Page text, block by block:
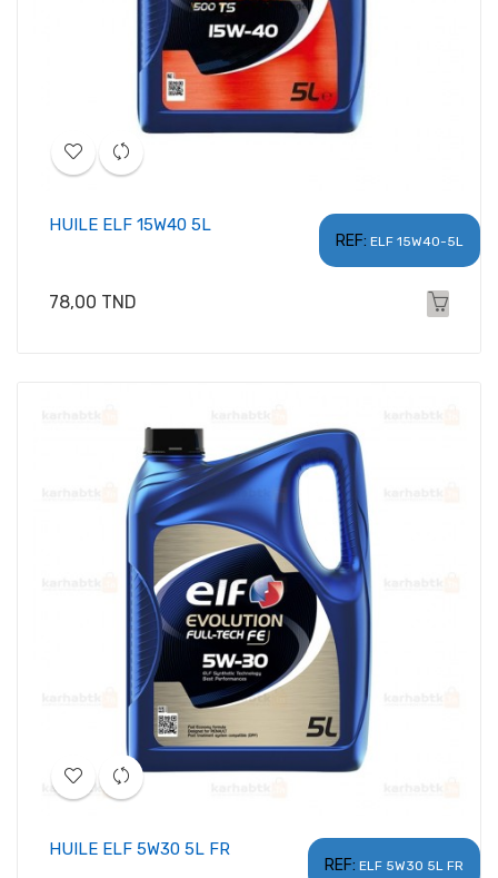
REF: ELF 15W40-5L
HUILE ELF 15W40 5L
Prix
78,00 TND
REF: ELF 5W30 5L FR
HUILE ELF 5W30 5L FR